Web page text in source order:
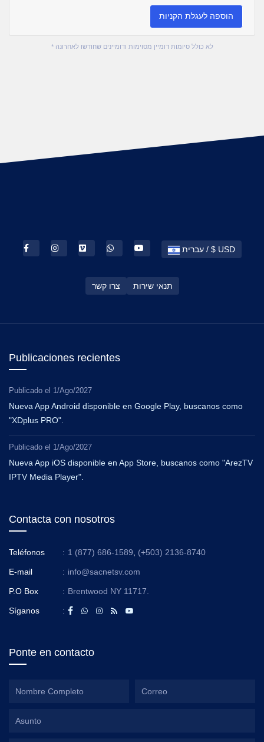
הוספה לעגלת הקניות
* לא כולל סיומות דומיין מסוימות ודומיינים שחודשו לאחרונה
עברית / $ USD
צרו קשר תנאי שירות
Publicaciones recientes
Publicado el 1/Ago/2027
Nueva App Android disponible en Google Play, buscanos como
"XDplus PRO".
Publicado el 1/Ago/2027
Nueva App iOS disponible en App Store, buscanos como "ArezTV
IPTV Media Player".
Contacta con nosotros
Teléfonos : 1 (877) 686-1589 (+503) 2136-8740
E-mail : info@sacnetsv.com
P.O Box : Brentwood NY 11717.
Síganos :
Ponte en contacto